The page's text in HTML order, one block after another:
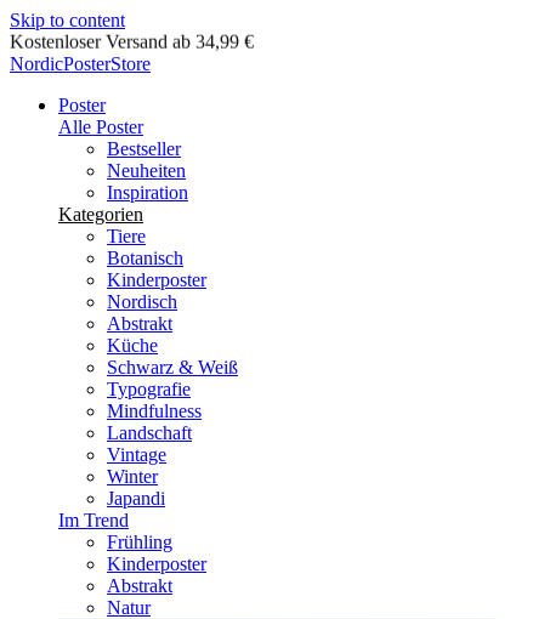
Skip to content
Lieferung in 2-5 Werktagen
NordicPosterStore
Poster
Alle Poster
Bestseller
Neuheiten
Inspiration
Kategorien
Tiere
Botanisch
Kinderposter
Nordisch
Abstrakt
Küche
Schwarz & Weiß
Typografie
Mindfulness
Landschaft
Vintage
Winter
Japandi
Im Trend
Frühling
Kinderposter
Abstrakt
Natur